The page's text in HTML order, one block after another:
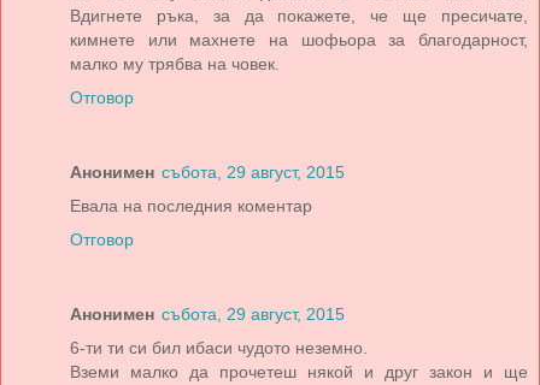
Вдигнете ръка, за да покажете, че ще пресичате,
кимнете или махнете на шофьора за благодарност,
малко му трябва на човек.
Отговор
Анонимен събота, 29 август, 2015
Евала на последния коментар
Отговор
Анонимен събота, 29 август, 2015
6-ти ти си бил ибаси чудото неземно.
Вземи малко да прочетеш някой и друг закон и ще